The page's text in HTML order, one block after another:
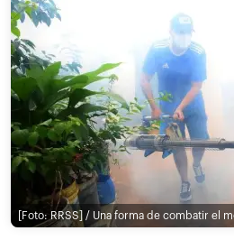
[Foto: RRSS] / Una forma de combatir el